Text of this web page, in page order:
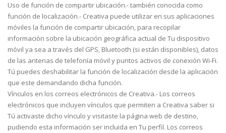
Uso de función de compartir ubicación.- también conocida como
función de localización.- Creativa puede utilizar en sus aplicaciones
móviles la función de compartir ubicación, para recopilar
información sobre la ubicación geográfica actual de Tu dispositivo
móvil ya sea a través del GPS, Bluetooth (si están disponibles), datos
de las antenas de telefonía móvil y puntos activos de conexión Wi-Fi.
Tú puedes deshabilitar la función de localización desde la aplicación
que este demandando dicha función.
Vínculos en los correos electrónicos de Creativa.- Los correos
electrónicos que incluyen vínculos que permiten a Creativa saber si
Tú activaste dicho vínculo y visitaste la página web de destino,
pudiendo esta información ser incluida en Tu perfil. Los correos